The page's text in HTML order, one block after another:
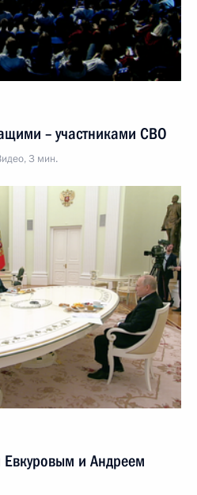
– участниками СВО
3 мин.
и Андреем